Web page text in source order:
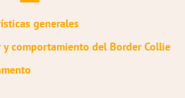
generales
y comportamiento del Border Collie